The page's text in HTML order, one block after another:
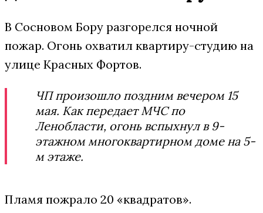
В Сосновом Бору разгорелся ночной
пожар. Огонь охватил квартиру-студию на
улице Красных Фортов.
ЧП произошло поздним вечером 15
мая. Как передает МЧС по
Ленобласти, огонь вспыхнул в 9-
этажном многоквартирном доме на 5-
м этаже.
Пламя пожрало 20 «квадратов».